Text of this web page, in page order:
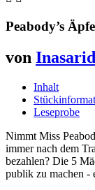
Peabody’s
von
Inhalt
Leseprobe
Nimmt Miss
immer nach dem
bezahlen? Die 5
publik zu machen -